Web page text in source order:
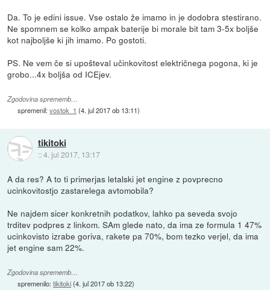
Da. To je edini issue. Vse ostalo že imamo in je dodobra stestirano.
Ne spomnem se kolko ampak baterije bi morale bit tam 3-5x boljše
kot najboljše ki jih imamo. Po gostoti.
PS. Ne vem če si upošteval učinkovitost električnega pogona, ki je
grobo...4x boljša od ICEjev.
Zgodovina sprememb…
spremenil:vostok_1 (4. jul 2017 ob 13:11)
tikitoki
::4. jul 2017, 13:17
A da res? A to ti primerjas letalski jet engine z povprecno
ucinkovitostjo zastarelega avtomobila?
Ne najdem sicer konkretnih podatkov, lahko pa seveda svojo
trditev podpres z linkom. SAm glede nato, da ima ze formula 1 47%
ucinkovisto izrabe goriva, rakete pa 70%, bom tezko verjel, da ima
jet engine sam 22%.
Zgodovina sprememb…
spremenilo:tikitoki(4. jul 2017 ob 13:22)